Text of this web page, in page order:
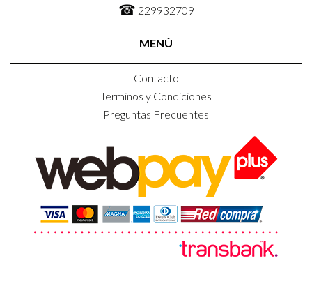
☎ 229932709
MENÚ
Contacto
Terminos y Condiciones
Preguntas Frecuentes